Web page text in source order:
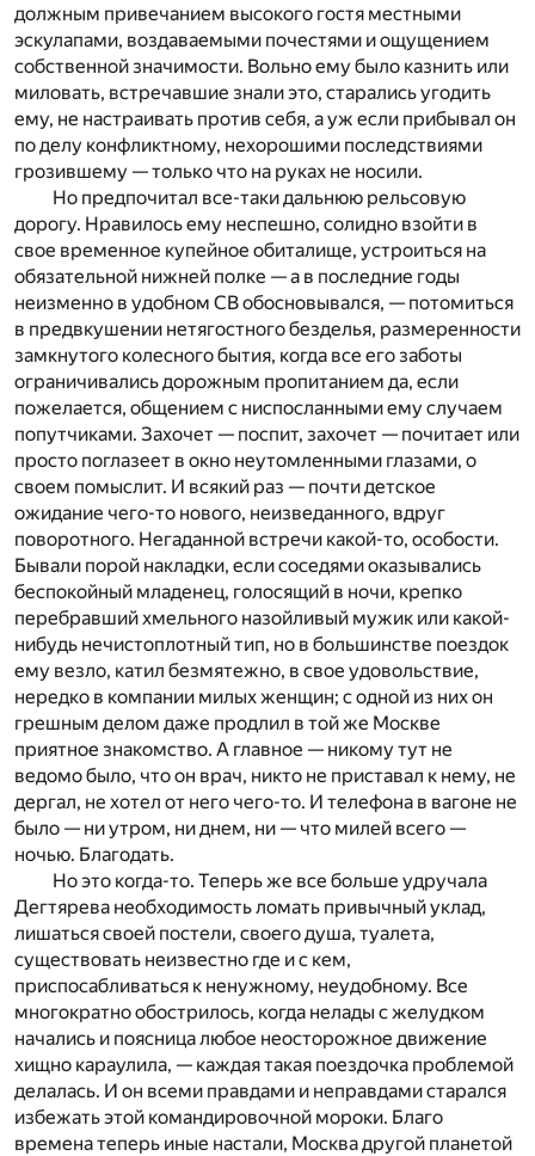
должным привечанием высокого гостя местными
эскулапами, воздаваемыми почестями и ощущением
собственной значимости. Вольно ему было казнить или
миловать, встречавшие знали это, старались угодить
ему, не настраивать против себя, а уж если прибывал он
по делу конфликтному, нехорошими последствиями
грозившему — только что на руках не носили.
Но предпочитал все-таки дальнюю рельсовую
дорогу. Нравилось ему неспешно, солидно взойти в
свое временное купейное обиталище, устроиться на
обязательной нижней полке — а в последние годы
неизменно в удобном СВ обосновывался, — потомиться
в предвкушении нетягостного безделья, размеренности
замкнутого колесного бытия, когда все его заботы
ограничивались дорожным пропитанием да, если
пожелается, общением с ниспосланными ему случаем
попутчиками. Захочет — поспит, захочет — почитает или
просто поглазеет в окно неутомленными глазами, о
своем помыслит. И всякий раз — почти детское
ожидание чего-то нового, неизведанного, вдруг
поворотного. Негаданной встречи какой-то, особости.
Бывали порой накладки, если соседями оказывались
беспокойный младенец, голосящий в ночи, крепко
перебравший хмельного назойливый мужик или какой-
нибудь нечистоплотный тип, но в большинстве поездок
ему везло, катил безмятежно, в свое удовольствие,
нередко в компании милых женщин; с одной из них он
грешным делом даже продлил в той же Москве
приятное знакомство. А главное — никому тут не
ведомо было, что он врач, никто не приставал к нему, не
дергал, не хотел от него чего-то. И телефона в вагоне не
было — ни утром, ни днем, ни — что милей всего —
ночью. Благодать.
Но это когда-то. Теперь же все больше удручала
Дегтярева необходимость ломать привычный уклад,
лишаться своей постели, своего душа, туалета,
существовать неизвестно где и с кем,
приспосабливаться к ненужному, неудобному. Все
многократно обострилось, когда нелады с желудком
начались и поясница любое неосторожное движение
хищно караулила, — каждая такая поездочка проблемой
делалась. И он всеми правдами и неправдами старался
избежать этой командировочной мороки. Благо
времена теперь иные настали, Москва другой планетой